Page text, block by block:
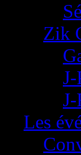
Zik
Les